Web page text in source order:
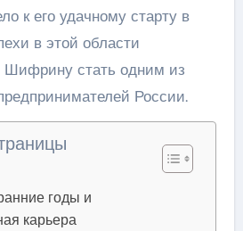
к его удачному старту в
в этой области
стать одним из
России.
годы и
карьера